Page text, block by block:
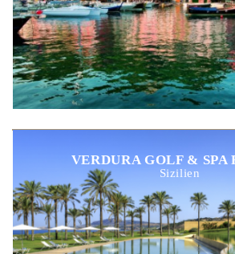
VERDURA GOLF & SPA
Sizilien